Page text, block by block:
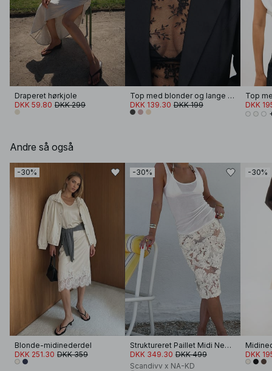
Draperet hørkjole
DKK 59.80 DKK 299
Top med blonder og lange ærmer
DKK 139.30 DKK 199
Top
DKK
Andre så også
-30%
Blonde-midinederdel
DKK 251.30 DKK 359
-30%
Struktureret Paillet Midi Nederdel
DKK 349.30 DKK 499
Scandivv x NA-KD
-30%
DKK